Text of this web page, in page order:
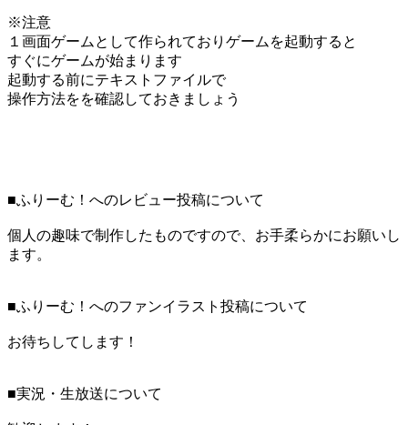
※注意
１画面ゲームとして作られておりゲームを起動すると
すぐにゲームが始まります
起動する前にテキストファイルで
操作方法をを確認しておきましょう
■ふりーむ！へのレビュー投稿について
個人の趣味で制作したものですので、お手柔らかにお願いし
ます。
■ふりーむ！へのファンイラスト投稿について
お待ちしてします！
■実況・生放送について